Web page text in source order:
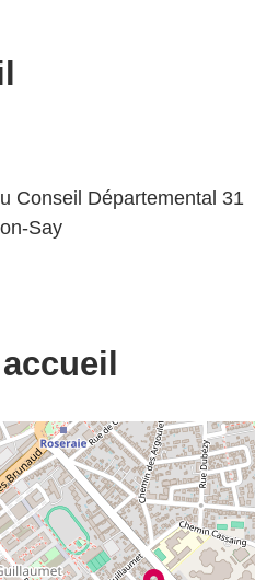
Conseil Départemental 31
Say